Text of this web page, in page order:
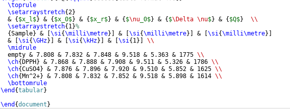
\toprule
\setarraystretch{2}
  &
{ $x_l$} & { $x_0$} & { $x_r$} & { $\nu _0$} & { $\Delta \nu$} & { $Q$}
\\
\setarraystretch{ 1}%
{Sample} & \si{\milli\metre}] & \si{\milli\metre}] & \si{\milli\metre}]
  &
\si{\GHz}] & \si{\kHz}] & \si{ 1}]
\\
\midrule
  empty & 7.808 & 7.832 & 7.848 & 9.518 & 5.363 & 1775
\\
\ch{ DPPH } & 7.868 & 7.888 & 7.908 & 9.511 & 5.326 & 1786 \\
\ch{CuSO4} & 7.876 & 7.896 & 7.920 & 9.510 & 5.852 & 1625 \\
\ch{ Mn^2+} & 7.808 & 7.832 & 7.852 & 9.518 & 5.898 & 1614 \\
\bottomrule
\end {tabular}
\end {document }